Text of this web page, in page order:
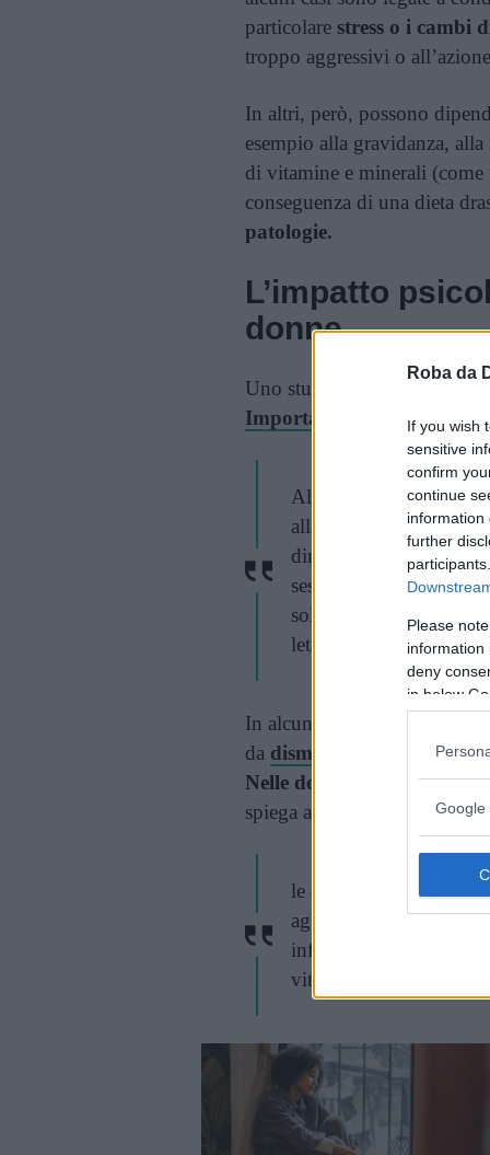
Roba da
If you wish
sensitive
confirm
continue
information
further
Please
information
deny
in below
Google
particolare stress o i cambi
troppo aggressivi o
In altri, però, possono
esempio alla gravidanza,
di vitamine e minerali
conseguenza di una dieta
patologie.
L’impatto
donne
Uno studio del 2021 dal
Importance of Counseling
Alcuni dei sintomi da
alla caduta dei capelli
diminuzione della
sessuali, ritiro sociale
solitamente osservati
letali.
In alcuni casi, la perdita di
da dismorfismo corporeo
Nelle donne, la perdita dei
spiega ancora lo studio,
le donne devono
agli uomini a causa
influenzerà in modo
vita.